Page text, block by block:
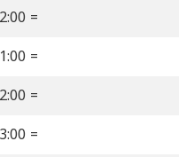
= 12:00 مساءً
= 01:00 مساءً
= 02:00 مساءً
= 03:00 مساءً